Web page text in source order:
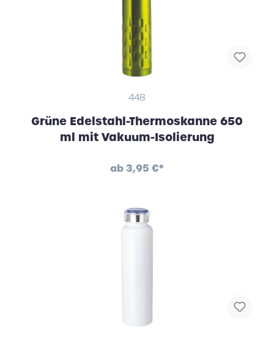
448
Grüne Edelstahl-Thermoskanne 650
ml mit Vakuum-Isolierung
ab3,95 €*